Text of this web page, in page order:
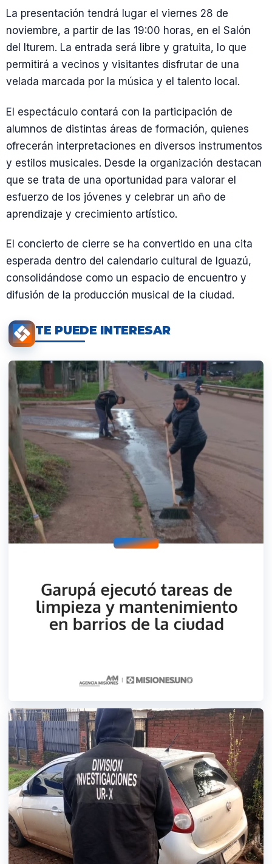
La presentación tendrá lugar el viernes 28 de
noviembre, a partir de las 19:00 horas, en el Salón
del Iturem. La entrada será libre y gratuita, lo que
permitirá a vecinos y visitantes disfrutar de una
velada marcada por la música y el talento local.
El espectáculo contará con la participación de
alumnos de distintas áreas de formación, quienes
ofrecerán interpretaciones en diversos instrumentos
y estilos musicales. Desde la organización destacan
que se trata de una oportunidad para valorar el
esfuerzo de los jóvenes y celebrar un año de
aprendizaje y crecimiento artístico.
El concierto de cierre se ha convertido en una cita
esperada dentro del calendario cultural de Iguazú,
consolidándose como un espacio de encuentro y
difusión de la producción musical de la ciudad.
TE PUEDE INTERESAR